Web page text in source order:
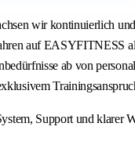
wir kontinuierlich
auf EASYFITNESS
ab von
Support und klarer